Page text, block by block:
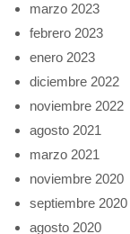
marzo 2023
febrero 2023
enero 2023
diciembre 2022
noviembre 2022
agosto 2021
marzo 2021
noviembre 2020
septiembre 2020
agosto 2020